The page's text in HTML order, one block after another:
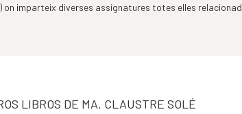
on imparteix diverses assignatures totes elles
LIBROS DE MA. CLAUSTRE SOLÉ